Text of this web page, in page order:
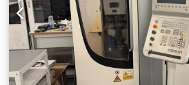
Ha kiváló minőségű megmunkálási
vegye fontolóra az általunk eladásra
10 függőleges
vegye fel velünk a kapcsolatot.
Munkaidő: 19,000 h • T-nyílások: 60 •
A32 • Teljesítmény: 25 kVA